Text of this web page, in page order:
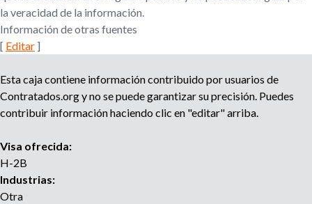
e
d
a
g
e
i
a
d
e
l
la veracidad de la información.
Información de otras fuentes
[ Editar ]
Esta caja contiene información contribuido por usuarios de
Contratados.org y no se puede garantizar su precisión. Puedes
contribuir información haciendo clic en "editar" arriba.
Visa ofrecida:
H-2B
Industrias:
Otra